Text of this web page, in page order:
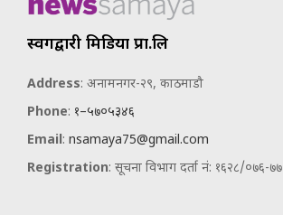
स्वर्गद्वारी मिडिया प्रा.लि
Address: अनामनगर-२९, काठमाडौ
Phone: १–५७०५३४६
Email: nsamaya75@gmail.com
Registration: सूचना विभाग दर्ता नं: १६२८/०७६-७७